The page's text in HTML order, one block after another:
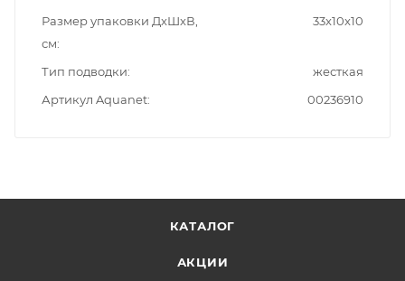
Размер упаковки ДxШxВ,
см
33x10x10
Тип подводки
жесткая
Артикул Aquanet
00236910
КАТАЛОГ
АКЦИИ